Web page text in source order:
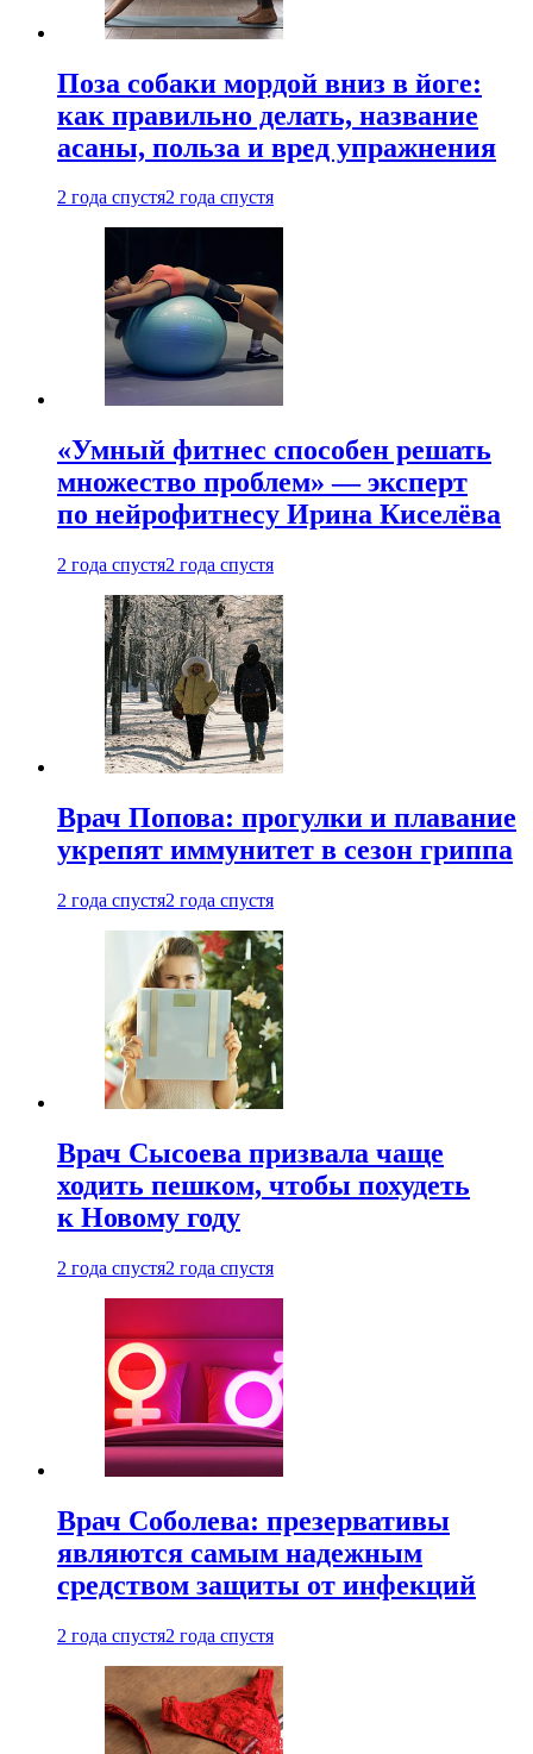
Поза собаки мордой вниз в йоге:
как правильно делать, название
асаны, польза и вред упражнения
2 года спустя2 года спустя
«Умный фитнес способен решать
множество проблем» — эксперт
по нейрофитнесу Ирина Киселёва
2 года спустя2 года спустя
Врач Попова: прогулки и плавание
укрепят иммунитет в сезон гриппа
2 года спустя2 года спустя
Врач Сысоева призвала чаще
ходить пешком, чтобы похудеть
к Новому году
2 года спустя2 года спустя
Врач Соболева: презервативы
являются самым надежным
средством защиты от инфекций
2 года спустя2 года спустя